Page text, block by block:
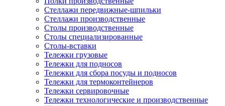
Стеллажи передвижные-шпильки
Стеллажи производственные
Столы производственные
Столы специализированные
Столы-вставки
Тележки грузовые
Тележки для подносов
Тележки для сбора посуды и подносов
Тележки для термоконтейнеров
Тележки сервировочные
Тележки технологические и производственные